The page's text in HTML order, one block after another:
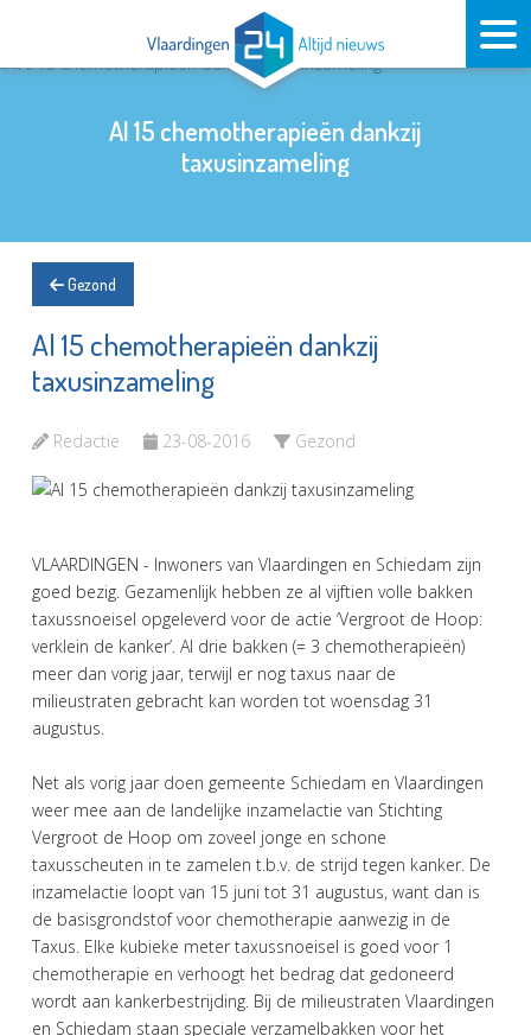
Al 15 chemotherapieën dankzij
taxusinzameling
Gezond
Al 15 chemotherapieën dankzij
taxusinzameling
Redactie 23-08-2016 Gezond
VLAARDINGEN - Inwoners van Vlaardingen en Schiedam zijn
goed bezig. Gezamenlijk hebben ze al vijftien volle bakken
taxussnoeisel opgeleverd voor de actie ‘Vergroot de Hoop:
verklein de kanker’. Al drie bakken (= 3 chemotherapieën)
meer dan vorig jaar, terwijl er nog taxus naar de
milieustraten gebracht kan worden tot woensdag 31
augustus.
Net als vorig jaar doen gemeente Schiedam en Vlaardingen
weer mee aan de landelijke inzamelactie van Stichting
Vergroot de Hoop om zoveel jonge en schone
taxusscheuten in te zamelen t.b.v. de strijd tegen kanker. De
inzamelactie loopt van 15 juni tot 31 augustus, want dan is
de basisgrondstof voor chemotherapie aanwezig in de
Taxus. Elke kubieke meter taxussnoeisel is goed voor 1
chemotherapie en verhoogt het bedrag dat gedoneerd
wordt aan kankerbestrijding. Bij de milieustraten Vlaardingen
en Schiedam staan speciale verzamelbakken voor het